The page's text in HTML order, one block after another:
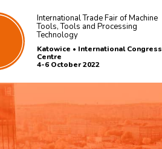
International Trade Fair of Machine
Tools, Tools and Processing
Technology
Katowice • International Congress
Centre
4-6 October 2022